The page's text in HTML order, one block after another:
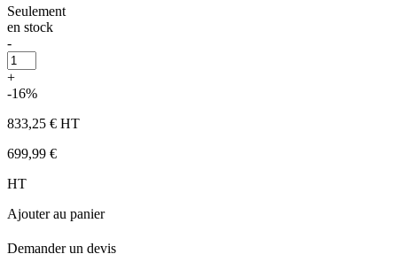
Seulement
en stock
-
+
-16%
833,25 € HT
699,99 €
HT
Ajouter au panier
Demander un devis